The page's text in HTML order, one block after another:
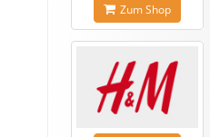
Zum Shop